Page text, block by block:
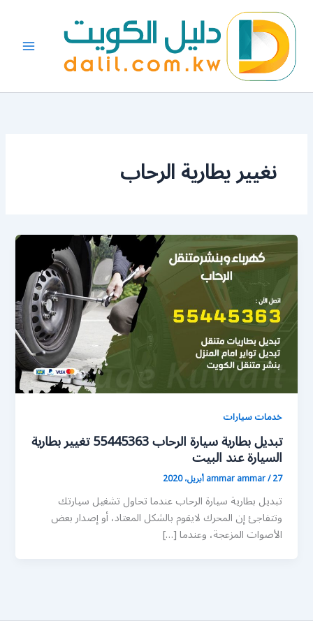
المحتوى
نغيير يطارية الرحاب
خدمات سيارات
تبديل بطارية سيارة الرحاب 55445363 تغيير بطارية
السيارة عند البيت
ammar ammar/27 أبريل، 2020
تبديل بطارية سيارة الرحاب عندما تحاول تشغيل سيارتك
وتتفاجئ إن المحرك لايقوم بالشكل المعتاد، أو إصدار بعض
الأصوات المزعجة، وعندما […]